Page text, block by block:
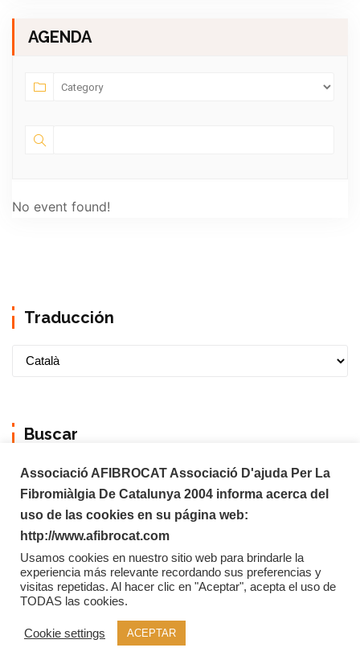
AGENDA
No event found!
Traducción
Buscar
Copyright © 2026 Afibrocat
Associació AFIBROCAT Associació D'ajuda Per La
Fibromiàlgia De Catalunya 2004 informa acerca del
uso de las cookies en su página web:
http://www.afibrocat.com
Usamos cookies en nuestro sitio web para brindarle la
experiencia más relevante recordando sus preferencias y
visitas repetidas. Al hacer clic en "Aceptar", acepta el uso de
TODAS las cookies.
Cookie settings ACEPTAR